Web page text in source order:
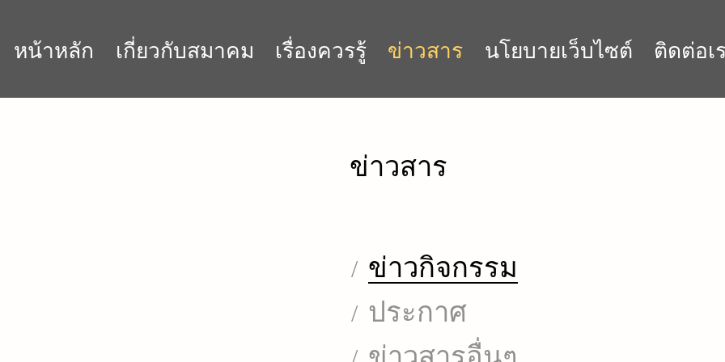
หน้าหลัก เกี่ยวกับสมาคม เรื่องควรรู้ ข่าวสาร นโยบายเว็บไซต์ ติดต่อเ
ข่าวสาร
ข่าวกิจกรรม
ประกาศ